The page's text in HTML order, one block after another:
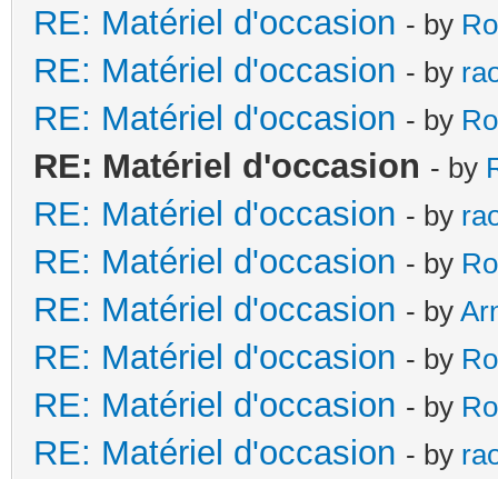
RE: Matériel d'occasion - by
RE: Matériel d'occasion - by
RE: Matériel d'occasion - by
RE: Matériel d'occasion - by
RE: Matériel d'occasion - by
RE: Matériel d'occasion - by
RE: Matériel d'occasion - by
RE: Matériel d'occasion - by
RE: Matériel d'occasion - by
RE: Matériel d'occasion - by